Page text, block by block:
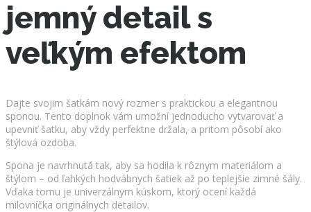
jemný detail s
veľkým efektom
Dajte svojim šatkám nový rozmer s praktickou a elegantnou
sponou. Tento doplnok vám umožní jednoducho vytvarovať a
upevniť šatku, aby vždy perfektne držala, a pritom pôsobí ako
štýlová ozdoba.
Spona je navrhnutá tak, aby sa hodila k rôznym materiálom a
štýlom – od ľahkých hodvábnych šatiek až po teplejšie zimné šály.
Vďaka tomu je univerzálnym kúskom, ktorý ocení každá
milovníčka originálnych detailov.